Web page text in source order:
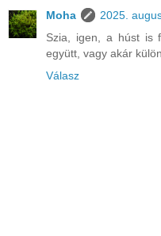
Moha
2025.
Szia, igen, a húst is
együtt, vagy akár
Válasz